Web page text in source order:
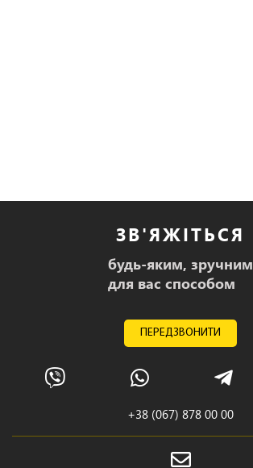
ЗВ'ЯЖІТЬСЯ
будь-яким, зручним
для вас способом
ПЕРЕДЗВОНИТИ
+38 (067) 878 00 00